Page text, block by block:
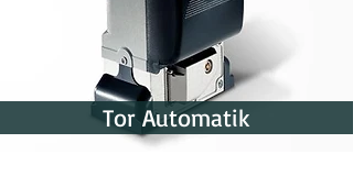
Tor Automatik